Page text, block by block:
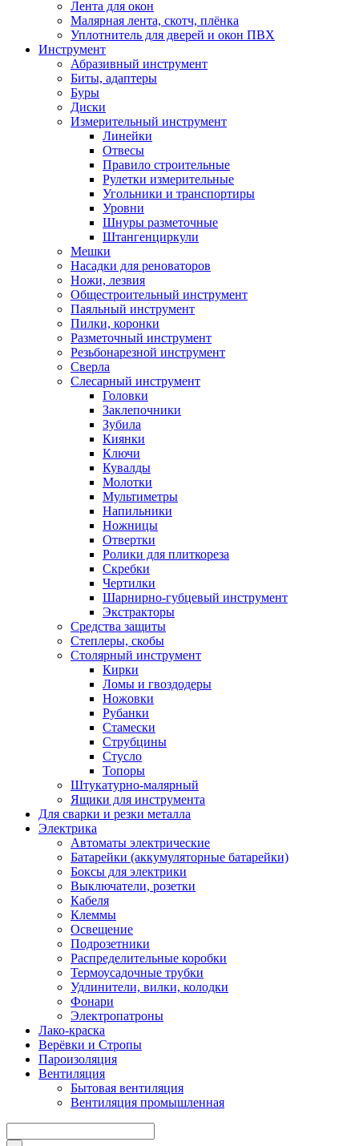
Лента для окон
Малярная лента, скотч, плёнка
Уплотнитель для дверей и окон ПВХ
Инструмент
Абразивный инструмент
Биты, адаптеры
Буры
Диски
Измерительный инструмент
Линейки
Отвесы
Правило строительные
Рулетки измерительные
Угольники и транспортиры
Уровни
Шнуры разметочные
Штангенциркули
Мешки
Насадки для реноваторов
Ножи, лезвия
Общестроительный инструмент
Паяльный инструмент
Пилки, коронки
Разметочный инструмент
Резьбонарезной инструмент
Сверла
Слесарный инструмент
Головки
Заклепочники
Зубила
Киянки
Ключи
Кувалды
Молотки
Мультиметры
Напильники
Ножницы
Отвертки
Ролики для плиткореза
Скребки
Чертилки
Шарнирно-губцевый инструмент
Экстракторы
Средства защиты
Степлеры, скобы
Столярный инструмент
Кирки
Ломы и гвоздодеры
Ножовки
Рубанки
Стамески
Струбцины
Стусло
Топоры
Штукатурно-малярный
Ящики для инструмента
Для сварки и резки металла
Электрика
Автоматы электрические
Батарейки (аккумуляторные батарейки)
Боксы для электрики
Выключатели, розетки
Кабеля
Клеммы
Освещение
Подрозетники
Распределительные коробки
Термоусадочные трубки
Удлинители, вилки, колодки
Фонари
Электропатроны
Лако-краска
Верёвки и Стропы
Пароизоляция
Вентиляция
Бытовая вентиляция
Вентиляция промышленная